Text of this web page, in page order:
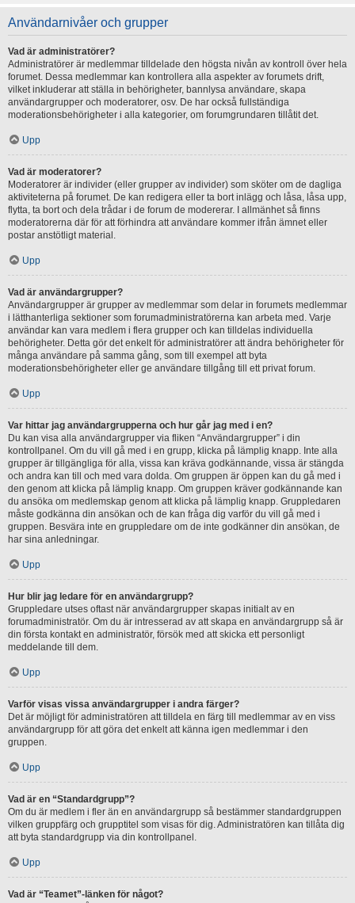
Användarnivåer och grupper
Vad är administratörer?
Administratörer är medlemmar tilldelade den högsta nivån av kontroll över hela
forumet. Dessa medlemmar kan kontrollera alla aspekter av forumets drift,
vilket inkluderar att ställa in behörigheter, bannlysa användare, skapa
användargrupper och moderatorer, osv. De har också fullständiga
moderationsbehörigheter i alla kategorier, om forumgrundaren tillåtit det.
Upp
Vad är moderatorer?
Moderatorer är individer (eller grupper av individer) som sköter om de dagliga
aktiviteterna på forumet. De kan redigera eller ta bort inlägg och låsa, låsa upp,
flytta, ta bort och dela trådar i de forum de modererar. I allmänhet så finns
moderatorerna där för att förhindra att användare kommer ifrån ämnet eller
postar anstötligt material.
Upp
Vad är användargrupper?
Användargrupper är grupper av medlemmar som delar in forumets medlemmar
i lätthanterliga sektioner som forumadministratörerna kan arbeta med. Varje
användar kan vara medlem i flera grupper och kan tilldelas individuella
behörigheter. Detta gör det enkelt för administratörer att ändra behörigheter för
många användare på samma gång, som till exempel att byta
moderationsbehörigheter eller ge användare tillgång till ett privat forum.
Upp
Var hittar jag användargrupperna och hur går jag med i en?
Du kan visa alla användargrupper via fliken “Användargrupper” i din
kontrollpanel. Om du vill gå med i en grupp, klicka på lämplig knapp. Inte alla
grupper är tillgängliga för alla, vissa kan kräva godkännande, vissa är stängda
och andra kan till och med vara dolda. Om gruppen är öppen kan du gå med i
den genom att klicka på lämplig knapp. Om gruppen kräver godkännande kan
du ansöka om medlemskap genom att klicka på lämplig knapp. Gruppledaren
måste godkänna din ansökan och de kan fråga dig varför du vill gå med i
gruppen. Besvära inte en gruppledare om de inte godkänner din ansökan, de
har sina anledningar.
Upp
Hur blir jag ledare för en användargrupp?
Gruppledare utses oftast när användargrupper skapas initialt av en
forumadministratör. Om du är intresserad av att skapa en användargrupp så är
din första kontakt en administratör, försök med att skicka ett personligt
meddelande till dem.
Upp
Varför visas vissa användargrupper i andra färger?
Det är möjligt för administratören att tilldela en färg till medlemmar av en viss
användargrupp för att göra det enkelt att känna igen medlemmar i den
gruppen.
Upp
Vad är en “Standardgrupp”?
Om du är medlem i fler än en användargrupp så bestämmer standardgruppen
vilken gruppfärg och grupptitel som visas för dig. Administratören kan tillåta dig
att byta standardgrupp via din kontrollpanel.
Upp
Vad är “Teamet”-länken för något?